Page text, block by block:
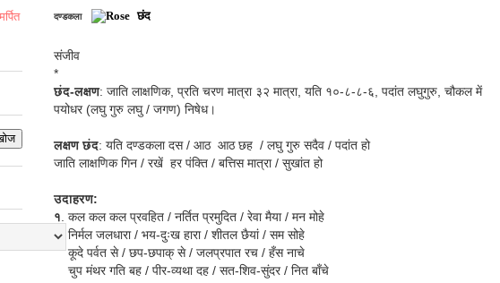
दण्डकला छंद
संजीव
*
छंद-लक्षण: जाति लाक्षणिक, प्रति चरण मात्रा ३२ मात्रा, यति १०-८-८-६, पदांत लघुगुरु, चौकल में
पयोधर (लघु गुरु लघु / जगण) निषेध।
लक्षण छंद: यति दण्डकला दस / आठ आठ छह / लघु गुरु सदैव / पदांत हो
जाति लाक्षणिक गिन / रखें हर पंक्ति / बत्तिस मात्रा / सुखांत हो
उदाहरण:
१ . कल कल कल प्रवहित / नर्तित प्रमुदित / रेवा मैया / मन मोहे
निर्मल जलधारा / भय-दुःख हारा / शीतल छैयां / सम सोहे
कूदे पर्वत से / छप-छपाक् से / जलप्रपात रच / हँस नाचे
चुप मंथर गति बह / पीर-व्यथा दह / सत-शिव-सुंदर / नित बाँचे